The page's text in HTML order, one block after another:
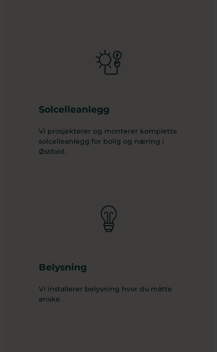
Solcelleanlegg
Vi prosjekterer og monterer komplette
solcelleanlegg for bolig og næring i
Østfold.
Belysning
Vi installerer belysning hvor du måtte
ønske.